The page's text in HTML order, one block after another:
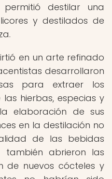
destilar una
y destilados de
en un arte refinado
desarrollaron
para extraer los
hierbas, especias y
elaboración de sus
en la destilación no
de las bebidas
también abrieron las
de nuevos cócteles y